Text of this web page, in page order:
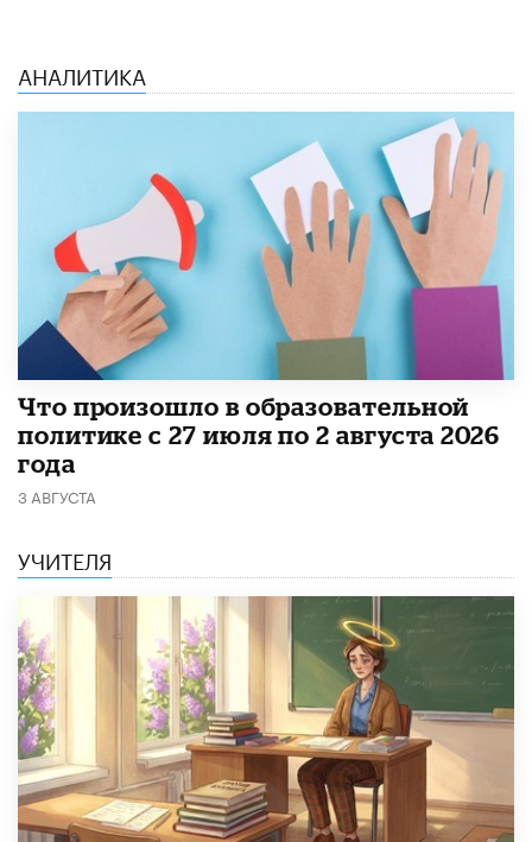
АНАЛИТИКА
​Что произошло в образовательной
политике с 27 июля по 2 августа 2026
года
3 АВГУСТА
УЧИТЕЛЯ